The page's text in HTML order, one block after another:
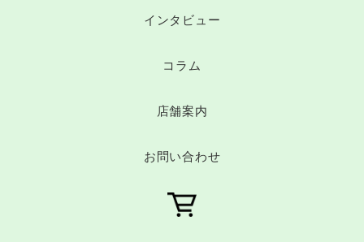
インタビュー
コラム
店舗案内
お問い合わせ